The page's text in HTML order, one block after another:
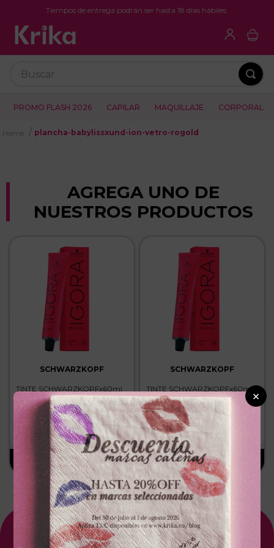
Tiempos de entrega podrán ser hasta 18 días hábiles.
PROMO FLASH 2026 CAPILAR MAQUILLAJE CORPORAL
plancha-babylissxund-ion-vetro-rogold
AGREGA UNO DE
NUESTROS PRODUCTOS
SCHWARZKOPF
TINTE SCHWARZKOPFx60ml
ROYAL 7.77 RUBIO MEDIO
COBRIZO INTENSO
$ 25 300 ＋
－
SCHWARZKOPF
TINTE SCHWARZKOPFx60ml
ROYAL 8.00 RUBIO CLARO
INTENSO
$ 25.300 －
Suscríbete A Nuestro NewsLetter
×